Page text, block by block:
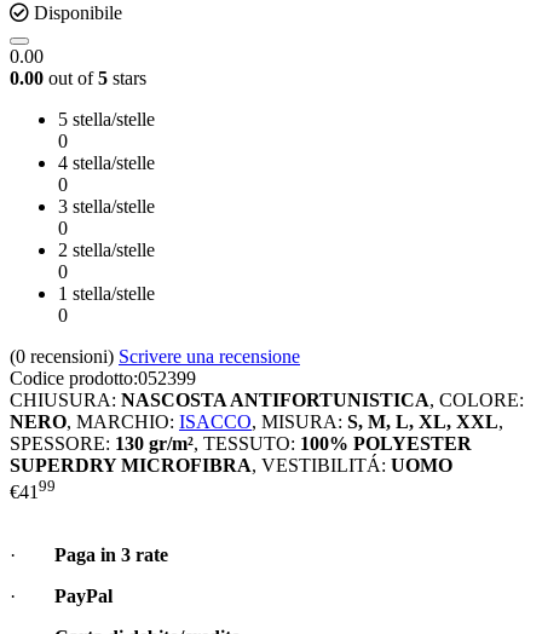
Disponibile
0.00
0.00 out of5 stars
5 stella/stelle
0
4 stella/stelle
0
3 stella/stelle
0
2 stella/stelle
0
1 stella/stelle
0
(0 recensioni) Scrivere una recensione
Codice prodotto:052399
CHIUSURA: NASCOSTA ANTIFORTUNISTICA, COLORE:
NERO, MARCHIO: ISACCO, MISURA: S, M, L, XL, XXL,
SPESSORE: 130 gr/m², TESSUTO: 100% POLYESTER
SUPERDRY MICROFIBRA, VESTIBILITÁ: UOMO
€41 99
· Paga in 3 rate
· PayPal